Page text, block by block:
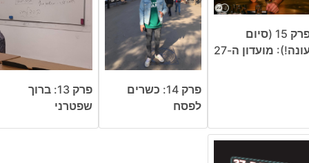
פרק 15 (סיום
מועדון ה-27
פרק 14: כשרים
לפסח
פרק 13: ברוך
שפטרני